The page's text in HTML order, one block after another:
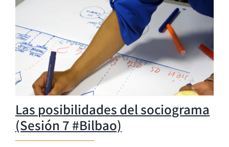
Las posibilidades del sociograma
(Sesión 7 #Bilbao)